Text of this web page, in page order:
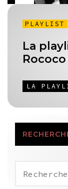
PLAYLIST
La
Rococo
LA